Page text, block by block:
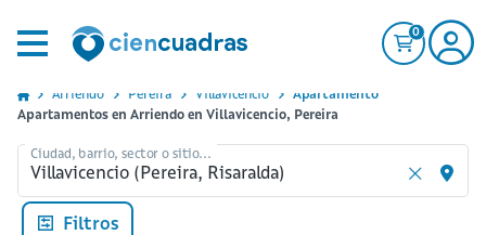
0
Arriendo Pereira Villavicencio
Apartamento
Apartamentos en Arriendo en Villavicencio, Pereira
Ciudad, barrio, sector o sitio...
Filtros